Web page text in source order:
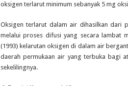
oksigen terlarut minimum sebanyak 5 mg
Oksigen terlarut dalam air dihasilkan dari
melalui proses difusi yang secara lambat
(1993) kelarutan oksigen di dalam air
daerah permukaan air yang terbuka bagi
sekelilingnya.